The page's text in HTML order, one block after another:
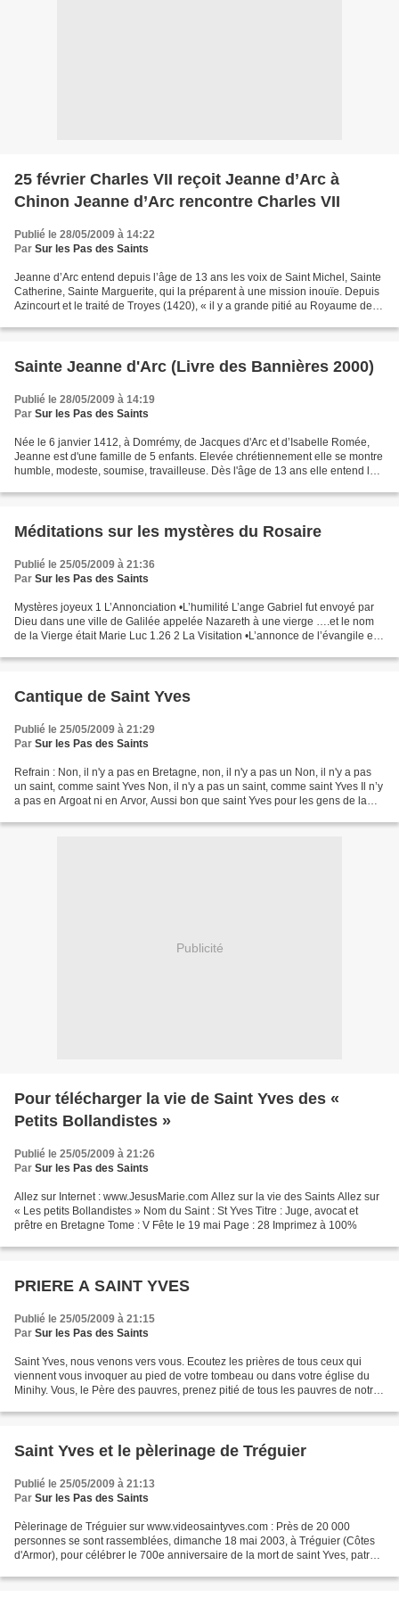
25 février Charles VII reçoit Jeanne d’Arc à
Chinon Jeanne d’Arc rencontre Charles VII
Publié le 28/05/2009 à 14:22
Par Sur les Pas des Saints
Jeanne d’Arc entend depuis l’âge de 13 ans les voix de Saint Michel, Sainte
Catherine, Sainte Marguerite, qui la préparent à une mission inouïe. Depuis
Azincourt et le traité de Troyes (1420), « il y a grande pitié au Royaume de
Sainte Jeanne d'Arc (Livre des Bannières 2000)
Publié le 28/05/2009 à 14:19
Par Sur les Pas des Saints
Née le 6 janvier 1412, à Domrémy, de Jacques d'Arc et d’Isabelle Romée,
Jeanne est d'une famille de 5 enfants. Elevée chrétiennement elle se montre
humble, modeste, soumise, travailleuse. Dès l'âge de 13 ans elle entend les
Méditations sur les mystères du Rosaire
Publié le 25/05/2009 à 21:36
Par Sur les Pas des Saints
Mystères joyeux 1 L’Annonciation •L’humilité L’ange Gabriel fut envoyé par
Dieu dans une ville de Galilée appelée Nazareth à une vierge ….et le nom
de la Vierge était Marie Luc 1.26 2 La Visitation •L’annonce de l’évangile et
Cantique de Saint Yves
Publié le 25/05/2009 à 21:29
Par Sur les Pas des Saints
Refrain : Non, il n'y a pas en Bretagne, non, il n'y a pas un Non, il n'y a pas
un saint, comme saint Yves Non, il n'y a pas un saint, comme saint Yves Il n’y
a pas en Argoat ni en Arvor, Aussi bon que saint Yves pour les gens de la
Publicité
Pour télécharger la vie de Saint Yves des «
Petits Bollandistes »
Publié le 25/05/2009 à 21:26
Par Sur les Pas des Saints
Allez sur Internet : www.JesusMarie.com Allez sur la vie des Saints Allez sur
« Les petits Bollandistes » Nom du Saint : St Yves Titre : Juge, avocat et
prêtre en Bretagne Tome : V Fête le 19 mai Page : 28 Imprimez à 100%
PRIERE A SAINT YVES
Publié le 25/05/2009 à 21:15
Par Sur les Pas des Saints
Saint Yves, nous venons vers vous. Ecoutez les prières de tous ceux qui
viennent vous invoquer au pied de votre tombeau ou dans votre église du
Minihy. Vous, le Père des pauvres, prenez pitié de tous les pauvres de notre
Saint Yves et le pèlerinage de Tréguier
Publié le 25/05/2009 à 21:13
Par Sur les Pas des Saints
Pèlerinage de Tréguier sur www.videosaintyves.com : Près de 20 000
personnes se sont rassemblées, dimanche 18 mai 2003, à Tréguier (Côtes
d'Armor), pour célébrer le 700e anniversaire de la mort de saint Yves, patron